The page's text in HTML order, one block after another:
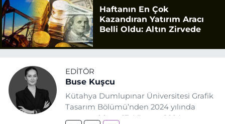
Haftanın En Çok
Kazandıran Yatırım Aracı
Belli Oldu: Altın Zirvede
EDITÖR
Buse Kuşcu
Kütahya Dumlupınar Üniversitesi Grafik
Tasarım Bölümü’nden 2024 yılında
mezun oldum. 17 Ağustos 2024